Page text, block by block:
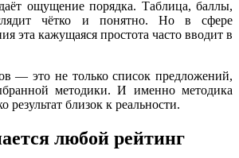
ощущение порядка. Таблица, баллы,
чётко и понятно. Но в сфере
эта кажущаяся простота часто вводит в
— это не только список предложений,
методики. И именно методика
результат близок к реальности.
любой рейтинг